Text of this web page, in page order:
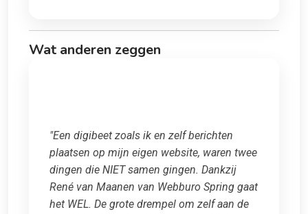
Wat anderen zeggen
"Een digibeet zoals ik en zelf berichten
plaatsen op mijn eigen website, waren twee
dingen die NIET samen gingen. Dankzij
René van Maanen van Webburo Spring gaat
het WEL. De grote drempel om zelf aan de